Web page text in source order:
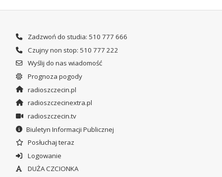
Zadzwoń do studia: 510 777 666
Czujny non stop: 510 777 222
Wyślij do nas wiadomość
Prognoza pogody
radioszczecin.pl
radioszczecinextra.pl
radioszczecin.tv
Biuletyn Informacji Publicznej
Posłuchaj teraz
Logowanie
DUŻA CZCIONKA